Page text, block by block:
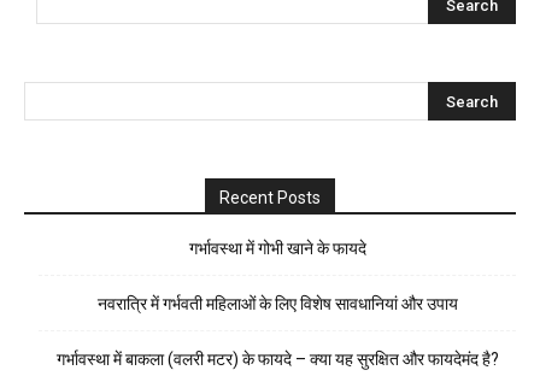
Recent Posts
गर्भावस्था में गोभी खाने के फायदे
नवरात्रि में गर्भवती महिलाओं के लिए विशेष सावधानियां और उपाय
गर्भावस्था में बाकला (वलरी मटर) के फायदे – क्या यह सुरक्षित और फायदेमंद है?